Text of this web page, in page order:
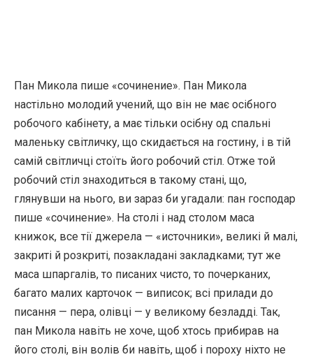
Пан Микола пише «сочинение». Пан Микола
настільно молодий учений, що він не має осібного
робочого кабінету, а має тільки осібну од спальні
маленьку світличку, що скидається на гостину, і в тій
самій світличці стоїть його робочий стіл. Отже той
робочий стіл знаходиться в такому стані, що,
глянувши на нього, ви зараз би угадали: пан господар
пише «сочинение». На столі і над столом маса
книжок, все тії джерела — «источники», великі й малі,
закриті й розкриті, позакладані закладками; тут же
маса шпаргалів, то писаних чисто, то почерканих,
багато малих карточок — виписок; всі прилади до
писання — пера, олівці — у великому безладді. Так,
пан Микола навіть не хоче, щоб хтось прибирав на
його столі, він волів би навіть, щоб і пороху ніхто не